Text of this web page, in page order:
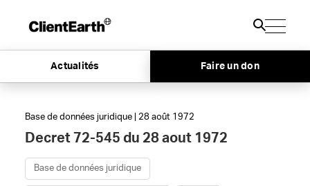
Actualités Faire un don
Base de données juridique | 28 août 1972
Decret 72-545 du 28 aout 1972
Base de données juridique